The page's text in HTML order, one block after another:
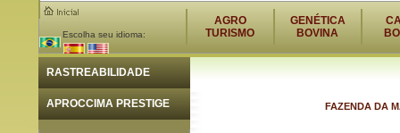
Escolha seu idioma:
AGRO
TURISMO
GENÉTICA
BOVINA
RASTREABILIDADE
APROCCIMA PRESTIGE FAZENDA DA